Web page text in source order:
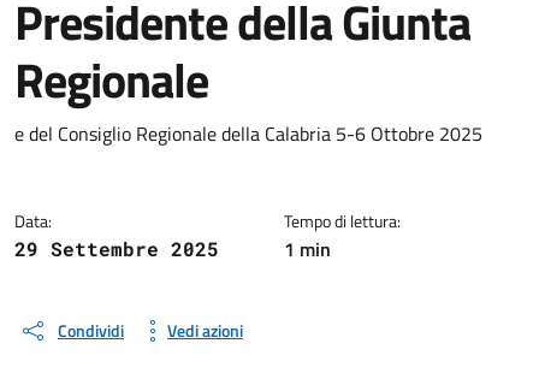
Presidente della Giunta
Regionale
Dettagli del documento
e del Consiglio Regionale della Calabria 5-6 Ottobre 2025
Data:
29 Settembre 2025
Tempo di lettura:
1 min
Condividi Vedi azioni